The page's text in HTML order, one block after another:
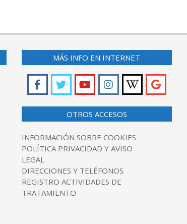
MÁS INFO EN INTERNET
OTROS ACCESOS
INFORMACIÓN SOBRE COOKIES
POLÍTICA PRIVACIDAD Y AVISO
LEGAL
DIRECCIONES Y TELÉFONOS
REGISTRO ACTIVIDADES DE
TRATAMIENTO